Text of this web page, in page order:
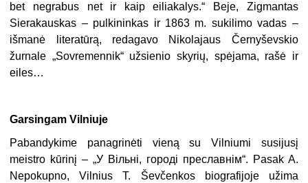
bet negrabus net ir kaip eiliakalys.“ Beje, Zig­mantas
Sierakauskas – pulkininkas ir 1863 m. sukilimo vadas –
išmanė literatūrą, redagavo Nikolajaus Černyševskio
žurnale „Sovremennik“ užsienio sky­rių, spėjama, rašė ir
eiles…
Garsingam Vilniuje
Pabandykime panagrinėti vieną su Vilniumi susijusį
meistro kūrinį – „У Віль­ні, городі преславнім“. Pasak A.
Nepokupno, Vilnius T. Ševčenkos biografijoje užima